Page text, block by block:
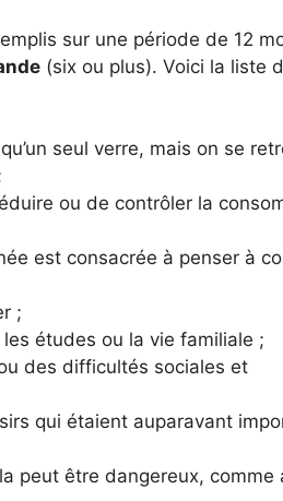
sur une période de 12
(six ou plus). Voici la liste
seul verre, mais on se
ou de contrôler la
est consacrée à penser à
;
les études ou la vie familiale ;
des difficultés sociales et
qui étaient auparavant
peut être dangereux, comme